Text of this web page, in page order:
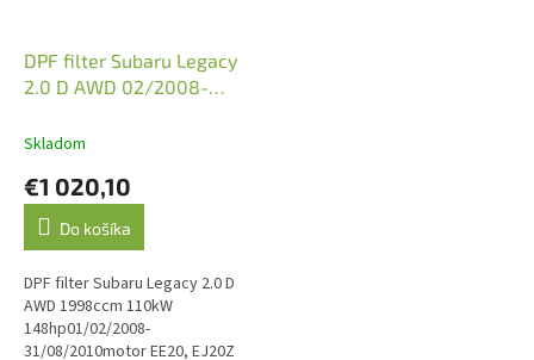
DPF filter Subaru Legacy
2.0 D AWD 02/2008-
EJ20Z
Skladom
€1 020,10
Do košíka
DPF filter Subaru Legacy 2.0 D
AWD 1998ccm 110kW
148hp01/02/2008-
31/08/2010motor EE20, EJ20Z